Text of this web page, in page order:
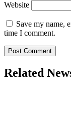
Website
Save my name,
time I comment.
Related